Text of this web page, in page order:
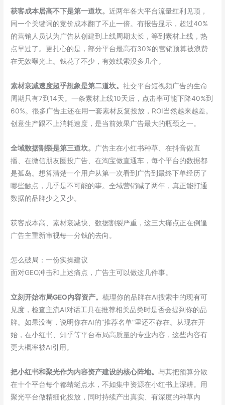
获客成本居高不下是第一道坎。近两年各大平台流量红利见顶，
同一个关键词的竞价成本翻了不止一倍。有报告显示，超过40%
的营销人员认为广告从创建到上线周期太长，等到素材上线，热
点早过了。更扎心的是，部分平台最高有30%的营销预算被浪费
在无效曝光上。钱花了不少，有效线索没多几个。
素材衰减速度超乎想象是第二道坎。社交平台短视频广告的生命
周期只有7到14天。一条素材上线10天后，点击率可能下降40%到
60%。很多广告主还在用一套素材反复投放，ROI当然越来越差。
创意生产跟不上消耗速度，是当前效果广告最大的瓶颈之一。
全域数据割裂是第三道坎。
广告主在小红书种草、在抖音做直
播、在微信朋友圈投广告、在淘宝做直通车，每个平台的数据都
是孤岛。想算清楚一个用户从第一次看到广告到最终下单经历了
哪些触点，几乎是不可能的事。全域营销喊了两年，真正能打通
数据的品牌少之又少。
获客成本高、素材衰减快、数据割裂严重，这三大痛点正在倒逼
广告主重新审视每一分钱的去向。
怎么破局：一份实操建议
面对GEO冲击和上述痛点，广告主可以做这几件事。
立刻开始布局GEO内容资产。梳理你的品牌在AI搜索中的现有可
见度，检查主流AI对话工具在推荐相关品类时是否会提到你的品
牌。如果没有，说明你在AI的”推荐名单”里还不存在。从现在开
始，在小红书、知乎等平台布局高质量的专业内容，这些内容有
更大概率被AI引用。
把小红书和聚光作为内容资产建设的核心阵地。与其把预算分散
在十个平台每个都蜻蜓点水，不如集中资源在小红书上深耕。用
聚光平台做精细化投放，同时持续产出真实、有深度的种草内